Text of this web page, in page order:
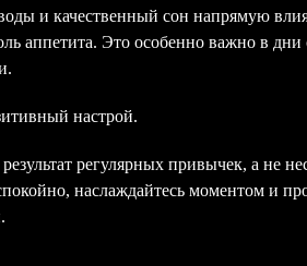
и качественный сон напрямую
аппетита. Это особенно важно в
настрой.
регулярных привычек, а не
наслаждайтесь моментом и